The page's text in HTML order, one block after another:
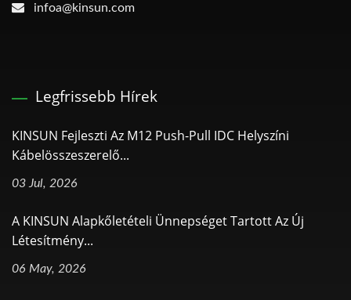
infoa@kinsun.com
Legfrissebb Hírek
KINSUN Fejleszti Az M12 Push-Pull IDC Helyszíni
Kábelösszeszerelő...
03 Jul, 2026
A KINSUN Alapkőletételi Ünnepséget Tartott Az Új
Létesítmény...
06 May, 2026